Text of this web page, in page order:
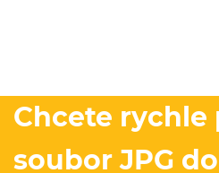
Chcete rychle
soubor JPG